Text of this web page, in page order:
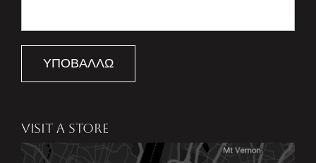
ΥΠΟΒΆΛΛΩ
VISIT A STORE